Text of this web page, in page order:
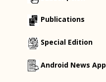
Publications
Special Edition
Android News App